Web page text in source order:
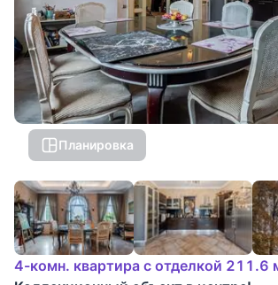
Планировка
4-комн. квартира с отделкой 211.6